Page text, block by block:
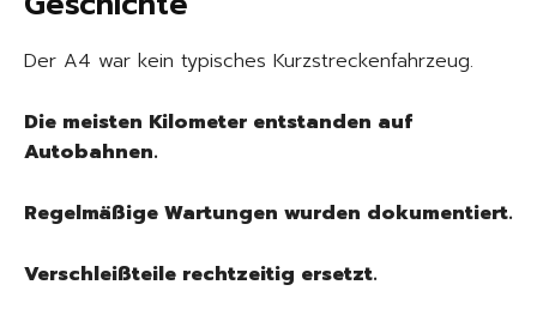
Der A4 war kein typisches Kurzstreckenfahrzeug.
Die meisten Kilometer entstanden auf
Autobahnen.
Regelmäßige Wartungen wurden dokumentiert.
Verschleißteile rechtzeitig ersetzt.